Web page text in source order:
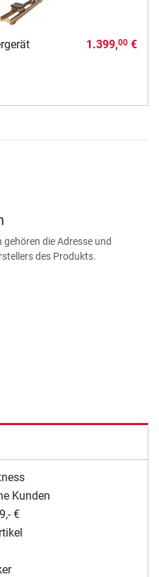
1.399,00€
die Adresse und
des Produkts.
Kunden
€